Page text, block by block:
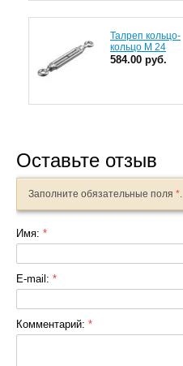
Талреп кольцо-
кольцо М 24
584.00 руб.
Оставьте отзыв
Заполните обязательные поля *.
Имя: *
E-mail: *
Комментарий: *